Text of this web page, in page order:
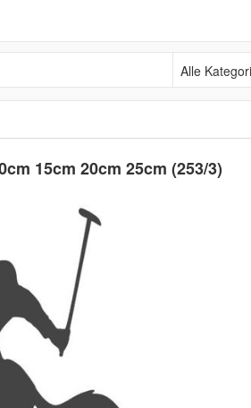
Alle Kategorien
15cm 20cm 25cm (253/3)